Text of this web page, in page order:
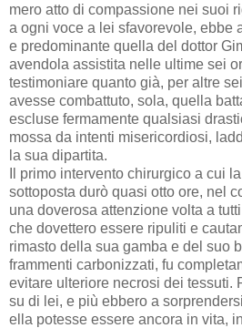
mero atto di compassione nei suoi
a ogni voce a lei sfavorevole, ebbe
e predominante quella del dottor
avendola assistita nelle ultime sei
testimoniare quanto già, per altre
avesse combattuto, sola, quella
escluse fermamente qualsiasi
mossa da intenti misericordiosi,
la sua dipartita.
Il primo intervento chirurgico a cui
sottoposta durò quasi otto ore, nel
una doverosa attenzione volta a
che dovettero essere ripuliti e
rimasto della sua gamba e del suo
frammenti carbonizzati, fu
evitare ulteriore necrosi dei tessuti.
su di lei, e più ebbero a
ella potesse essere ancora in vita,